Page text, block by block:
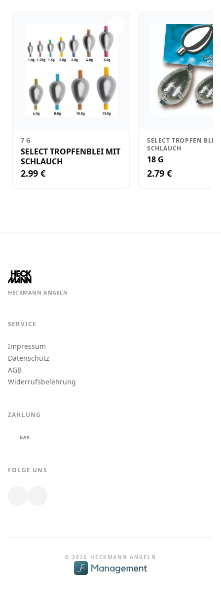
7 G
SELECT TROPFENBLEI MIT
SCHLAUCH
2.99 €
SELECT TROPFEN
SCHLAUCH
18 G
2.79 €
HECKMANN ANGELN
SERVICE
Impressum
Datenschutz
AGB
Widerrufsbelehrung
ZAHLUNG
BAR
FOLGE UNS
© 2026 HECKMANN ANGELN